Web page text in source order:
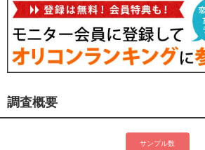
調査概要
サンプル数